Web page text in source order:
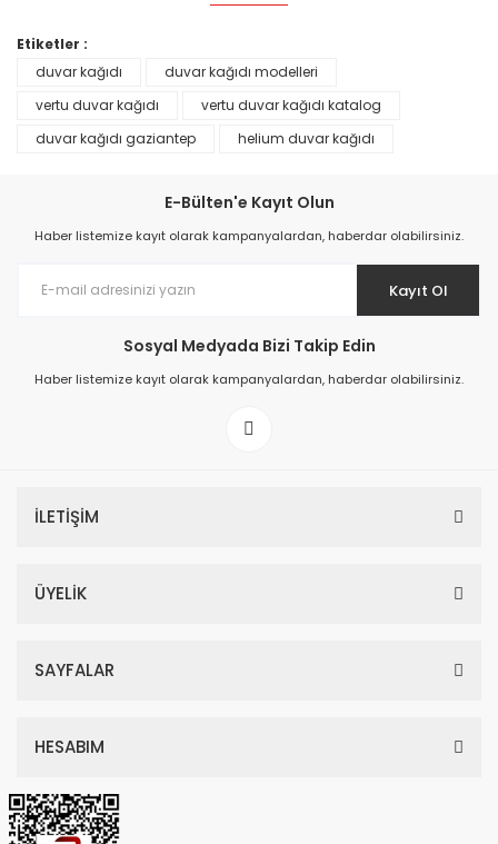
Prime ArtDECO Duvar Kağıdı Tutkalı 500 gr
149,00 TL
Etiketler :
duvar kağıdı
duvar kağıdı modelleri
vertu duvar kağıdı
vertu duvar kağıdı katalog
duvar kağıdı gaziantep
helium duvar kağıdı
E-Bülten'e Kayıt Olun
Haber listemize kayıt olarak kampanyalardan, haberdar olabilirsiniz.
Kayıt Ol
Sosyal Medyada Bizi Takip Edin
Haber listemize kayıt olarak kampanyalardan, haberdar olabilirsiniz.
İLETİŞİM
ÜYELİK
SAYFALAR
HESABIM